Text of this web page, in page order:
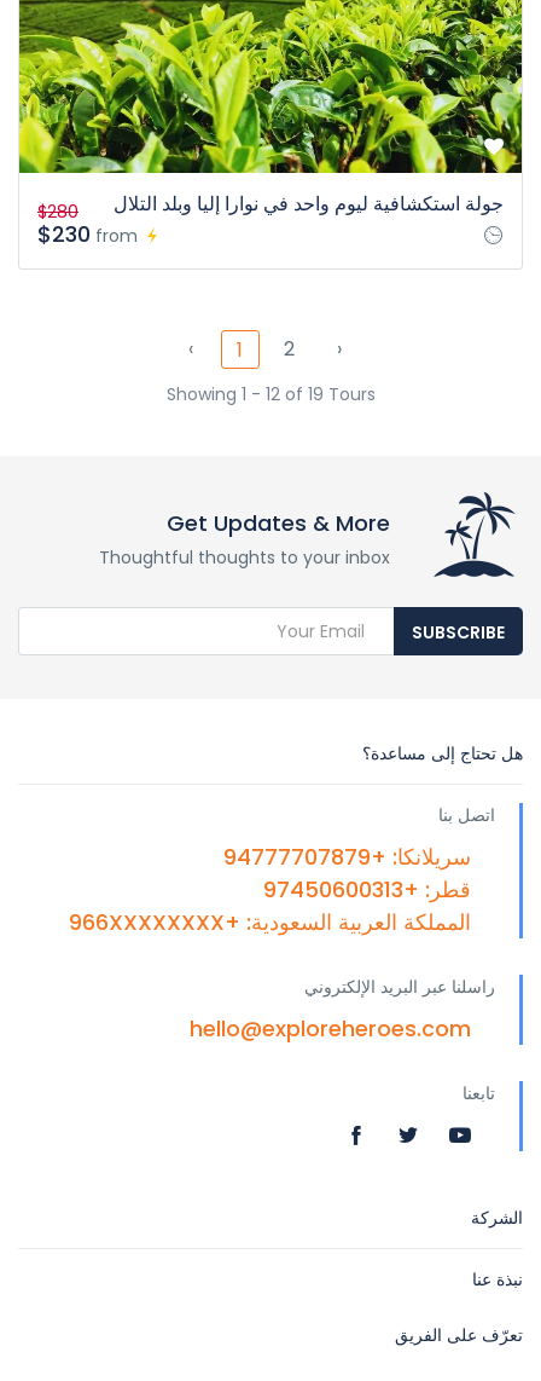
جولة استكشافية ليوم واحد في نوارا إليا وبلد التلال
from
$280
$230
‹ 1 2 ›
Showing 1 - 12 of 19 Tours
Get Updates & More
Thoughtful thoughts to your inbox
SUBSCRIBE
هل تحتاج إلى مساعدة؟
اتصل بنا
سريلانكا: +94777707879
قطر: +97450600313
المملكة العربية السعودية: +966XXXXXXXX
راسلنا عبر البريد الإلكتروني
hello@exploreheroes.com
تابعنا
الشركة
نبذة عنا
تعرّف على الفريق